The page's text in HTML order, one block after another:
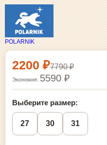
POLARNIK
Выбор7790 ₽
2200 ₽
Экономия: 5590 ₽
Выберите размер:
27 30 31